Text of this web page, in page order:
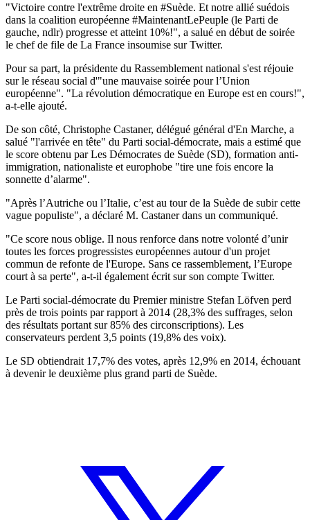
"Victoire contre l'extrême droite en #Suède. Et notre allié suédois
dans la coalition européenne #MaintenantLePeuple (le Parti de
gauche, ndlr) progresse et atteint 10%!", a salué en début de soirée
le chef de file de La France insoumise sur Twitter.
Pour sa part, la présidente du Rassemblement national s'est réjouie
sur le réseau social d'"une mauvaise soirée pour l’Union
européenne". "La révolution démocratique en Europe est en cours!",
a-t-elle ajouté.
De son côté, Christophe Castaner, délégué général d'En Marche, a
salué "l'arrivée en tête" du Parti social-démocrate, mais a estimé que
le score obtenu par Les Démocrates de Suède (SD), formation anti-
immigration, nationaliste et europhobe "tire une fois encore la
sonnette d’alarme".
"Après l’Autriche ou l’Italie, c’est au tour de la Suède de subir cette
vague populiste", a déclaré M. Castaner dans un communiqué.
"Ce score nous oblige. Il nous renforce dans notre volonté d’unir
toutes les forces progressistes européennes autour d'un projet
commun de refonte de l'Europe. Sans ce rassemblement, l’Europe
court à sa perte", a-t-il également écrit sur son compte Twitter.
Le Parti social-démocrate du Premier ministre Stefan Löfven perd
près de trois points par rapport à 2014 (28,3% des suffrages, selon
des résultats portant sur 85% des circonscriptions). Les
conservateurs perdent 3,5 points (19,8% des voix).
Le SD obtiendrait 17,7% des votes, après 12,9% en 2014, échouant
à devenir le deuxième plus grand parti de Suède.